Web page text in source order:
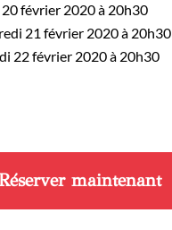
20 février 2020 à 20h30
21 février 2020 à 20h30
22 février 2020 à 20h30
maintenant